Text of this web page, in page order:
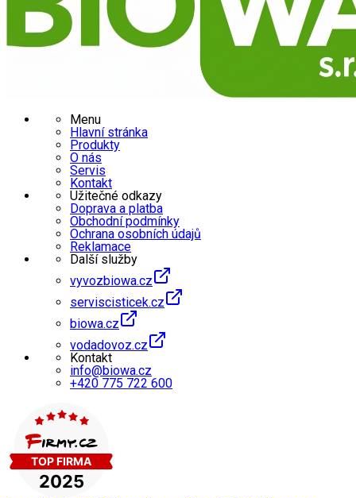
Menu
Hlavní stránka
Produkty
O nás
Servis
Kontakt
Užitečné odkazy
Doprava a platba
Obchodní podmínky
Ochrana osobních údajů
Reklamace
Další služby
vyvozbiowa.cz
serviscisticek.cz
biowa.cz
vodadovoz.cz
Kontakt
info@biowa.cz
+420 775 722 600